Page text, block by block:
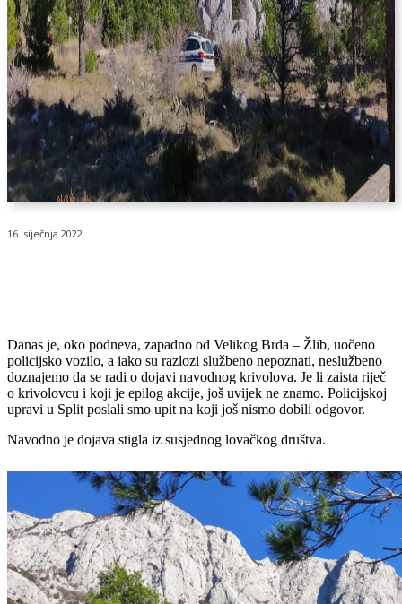
16. siječnja 2022.
Danas je, oko podneva, zapadno od Velikog Brda – Žlib, uočeno
policijsko vozilo, a iako su razlozi službeno nepoznati, neslužbeno
doznajemo da se radi o dojavi navodnog krivolova. Je li zaista riječ
o krivolovcu i koji je epilog akcije, još uvijek ne znamo. Policijskoj
upravi u Split poslali smo upit na koji još nismo dobili odgovor.
Navodno je dojava stigla iz susjednog lovačkog društva.